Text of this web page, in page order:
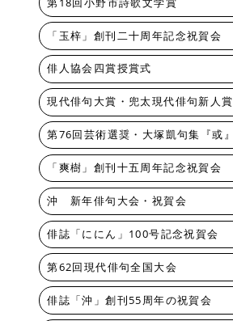
「玉梓」創刊二十周年記念祝賀会
俳人協会四賞授賞式
現代俳句大賞・兜太現代俳句新人賞
第76回芸術選奨・大塚凱句集『或』
「爽樹」創刊十五周年記念祝賀会
沖 新年俳句大会・祝賀会
俳誌「ににん」100号記念祝賀会
第62回現代俳句全国大会
俳誌「沖」創刊55周年の祝賀会